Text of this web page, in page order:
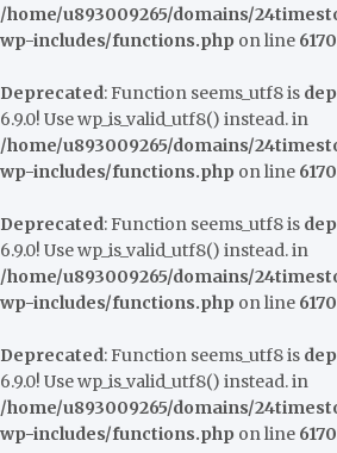
/home/u893009265/domains/
wp-includes/functions.php on line 6170
Deprecated: Function seems_utf8 is
6.9.0! Use wp_is_valid_utf8() instead. in
/home/u893009265/domains/
wp-includes/functions.php on line 6170
Deprecated: Function seems_utf8 is
6.9.0! Use wp_is_valid_utf8() instead. in
/home/u893009265/domains/
wp-includes/functions.php on line 6170
Deprecated: Function seems_utf8 is
6.9.0! Use wp_is_valid_utf8() instead. in
/home/u893009265/domains/
wp-includes/functions.php on line 6170